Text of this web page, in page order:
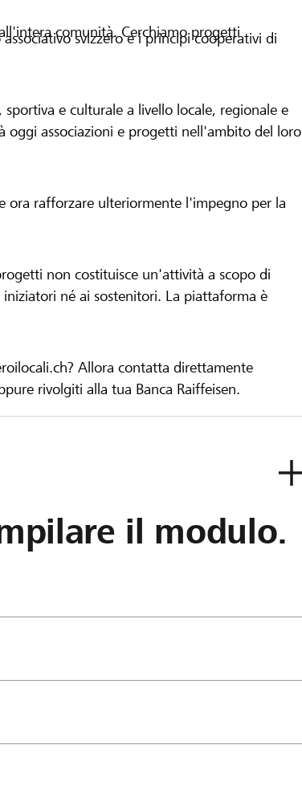
comunità. Cerchiamo progetti
svizzero e i principi cooperativi di
e culturale a livello locale, regionale e
oggi associazioni e progetti nell'ambito del loro
ora rafforzare ulteriormente l'impegno per la
non costituisce un'attività a scopo di
iniziatori né ai sostenitori. La piattaforma è
Allora contatta direttamente
rivolgiti alla tua Banca Raiffeisen.
il modulo.